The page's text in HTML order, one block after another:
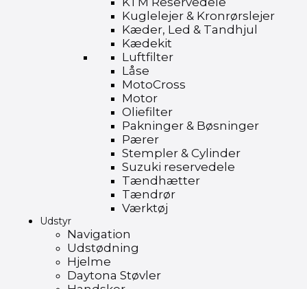
Kuglelejer & Kronrørslejer
Kæder, Led & Tandhjul
Kædekit
Luftfilter
Låse
MotoCross
Motor
Oliefilter
Pakninger & Bøsninger
Pærer
Stempler & Cylinder
Suzuki reservedele
Tændhætter
Tændrør
Værktøj
Udstyr
Navigation
Udstødning
Hjelme
Daytona Støvler